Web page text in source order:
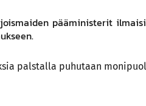
pääministerit
palstalla puhutaan